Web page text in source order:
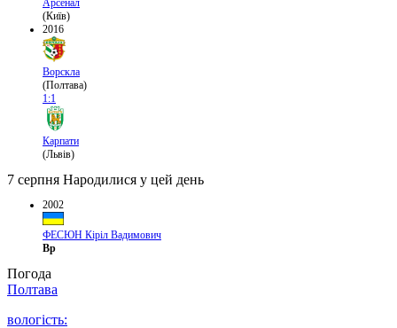
Арсенал
(Київ)
2016
Ворскла
(Полтава)
1:1
Карпати
(Львів)
7 серпня Народилися у цей день
2002
ФЕСЮН Кіріл Вадимович
Вр
Погода
Полтава
вологість: